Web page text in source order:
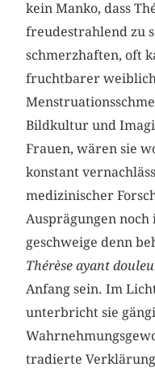
kein Manko, dass
freudestrahlend zu
schmerzhaften, oft
fruchtbarer
Bildkultur und
Frauen, wären sie
konstant
medizinischer
Ausprägungen
geschweige denn
Thérèse ayant
Anfang sein. Im
unterbricht sie
tradierte